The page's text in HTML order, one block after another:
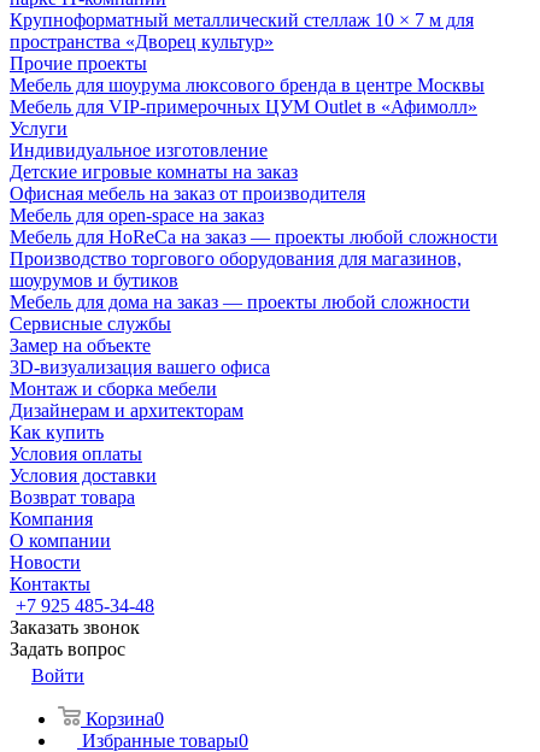
Крупноформатный металлический стеллаж 10 × 7 м для
пространства «Дворец культур»
Прочие проекты
Мебель для шоурума люксового бренда в центре Москвы
Мебель для VIP-примерочных ЦУМ Outlet в «Афимолл»
Услуги
Индивидуальное изготовление
Детские игровые комнаты на заказ
Офисная мебель на заказ от производителя
Мебель для open-space на заказ
Мебель для HoReCa на заказ — проекты любой сложности
Производство торгового оборудования для магазинов,
шоурумов и бутиков
Мебель для дома на заказ — проекты любой сложности
Сервисные службы
Замер на объекте
3D-визуализация вашего офиса
Монтаж и сборка мебели
Дизайнерам и архитекторам
Как купить
Условия оплаты
Условия доставки
Возврат товара
Компания
О компании
Новости
Контакты
+7 925 485-34-48
Заказать звонок
Задать вопрос
Войти
Корзина0
Избранные товары0